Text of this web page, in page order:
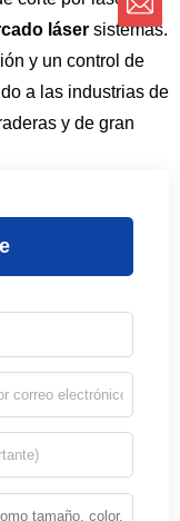
láser sistemas.
y un control de
a las industrias de
y de gran